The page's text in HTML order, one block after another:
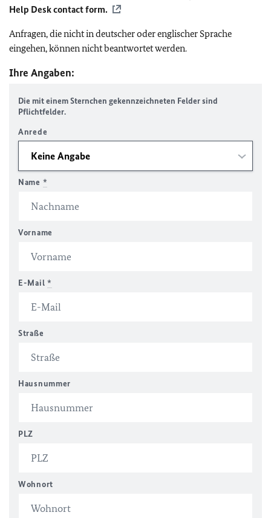
Help Desk contact form.
Anfragen, die nicht in deutscher oder englischer Sprache
eingehen, können nicht beantwortet werden.
Ihre Angaben:
Die mit einem Sternchen gekennzeichneten Felder sind
Pflichtfelder.
Anrede
Name *
Vorname
E-Mail *
Straße
Hausnummer
PLZ
Wohnort